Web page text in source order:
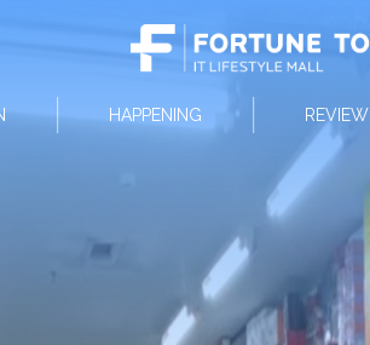
HAPPENING REVIEW